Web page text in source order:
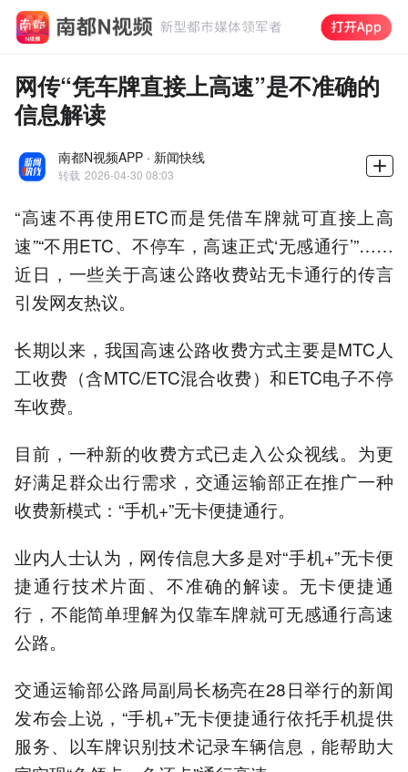
网传“凭车牌直接上高速”是不准确的
信息解读
南都N视频APP · 新闻快线
转载 2026-04-30 08:03
“高速不再使用ETC而是凭借车牌就可直接上高
速”“不用ETC、不停车，高速正式‘无感通行’”……
近日，一些关于高速公路收费站无卡通行的传言
引发网友热议。
长期以来，我国高速公路收费方式主要是MTC人
工收费（含MTC/ETC混合收费）和ETC电子不停
车收费。
目前，一种新的收费方式已走入公众视线。为更
好满足群众出行需求，交通运输部正在推广一种
收费新模式：“手机+”无卡便捷通行。
业内人士认为，网传信息大多是对“手机+”无卡便
捷通行技术片面、不准确的解读。无卡便捷通
行，不能简单理解为仅靠车牌就可无感通行高速
公路。
交通运输部公路局副局长杨亮在28日举行的新闻
发布会上说，“手机+”无卡便捷通行依托手机提供
服务、以车牌识别技术记录车辆信息，能帮助大